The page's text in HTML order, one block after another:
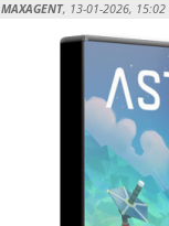
MAXAGENT, 13-01-2026, 15:02